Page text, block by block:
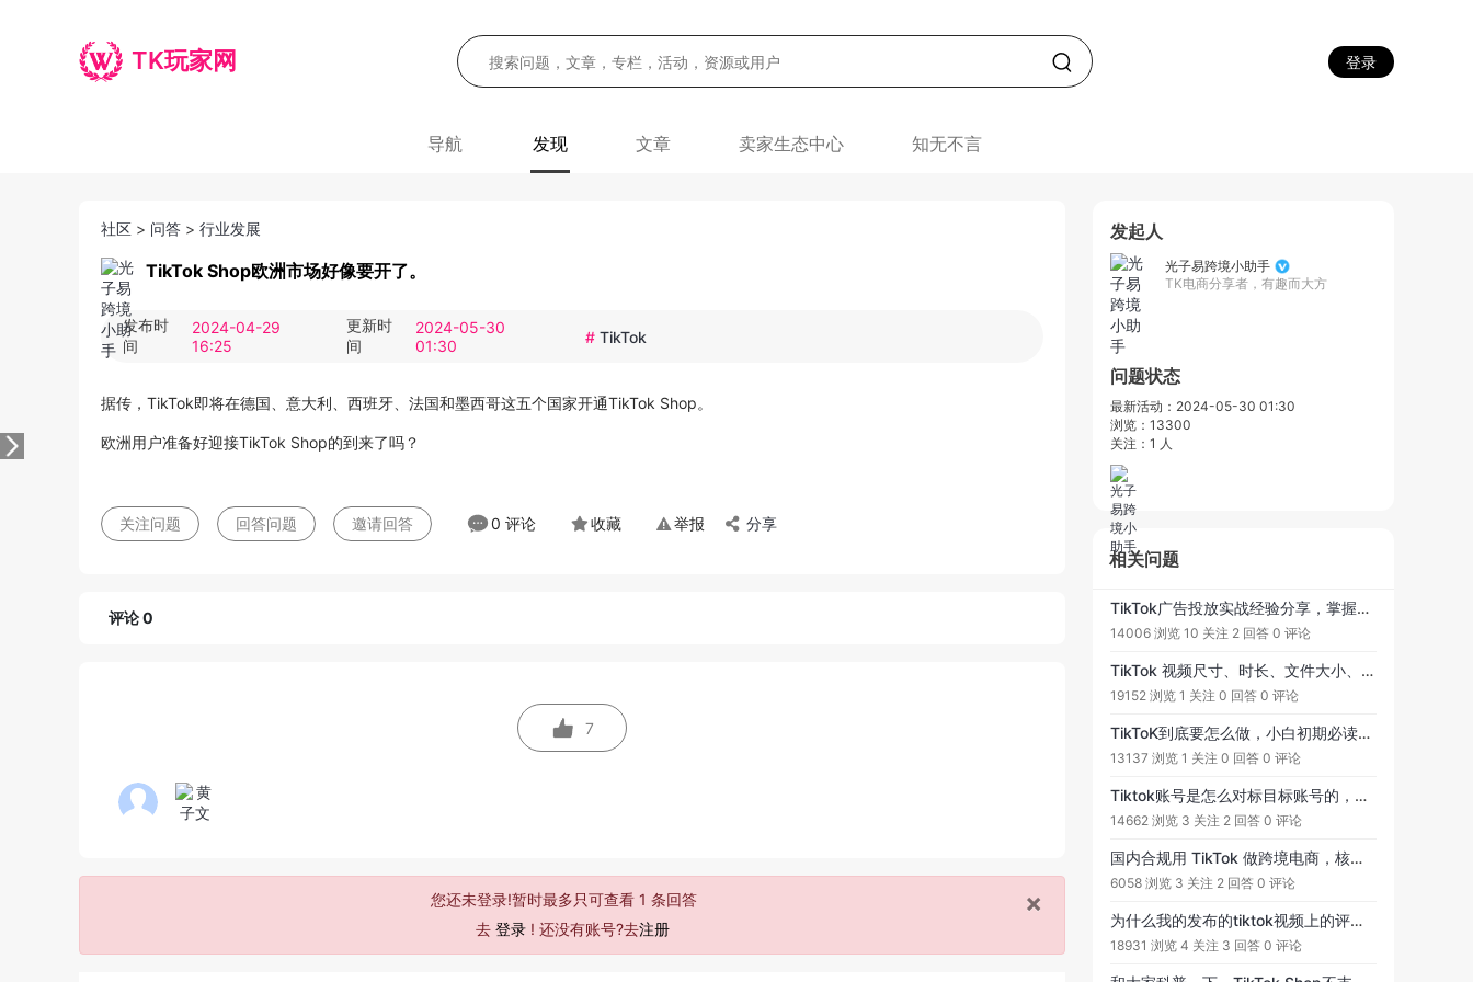
TK玩家网 登录
导航 发现 文章 卖家生态中心 知无不言
社区 > 问答 > 行业发展
TikTok Shop欧洲市场好像要开了。 ​​​
发布时
间
2024-04-29
16:25
更新时
间
2024-05-30
01:30
# TikTok
据传，TikTok即将在德国、意大利、西班牙、法国和墨西哥这五个国家开通TikTok Shop。
欧洲用户准备好迎接TikTok Shop的到来了吗？
关注问题 回答问题 邀请回答 0 评论 收藏 举报 分享
评论 0
7
×
您还未登录!暂时最多只可查看 1 条回答
去 登录 ! 还没有账号?去注册
发起人
光子易跨境小助手
TK电商分享者，有趣而大方
问题状态
最新活动：2024-05-30 01:30
浏览：13300
关注：1 人
相关问题
TikTok广告投放实战经验分享，掌握投流广告渠道至关重要！投流的底层逻辑是优质素材才能放量？
14006 浏览 10 关注 2 回答 0 评论
TikTok 视频尺寸、时长、文件大小、横纵向布局和类型的使用指南！
19152 浏览 1 关注 0 回答 0 评论
TikToK到底要怎么做，小白初期必读操作指南！
13137 浏览 1 关注 0 回答 0 评论
Tiktok账号是怎么对标目标账号的，为什么我模仿了同类型里的视频风格排版，内容差不多一致，视频发布了之后播放量一直没有涨起来呢？
14662 浏览 3 关注 2 回答 0 评论
国内合规用 TikTok 做跨境电商，核心点到底在哪？
6058 浏览 3 关注 2 回答 0 评论
为什么我的发布的tiktok视频上的评论内容经常会被平台删除？
18931 浏览 4 关注 3 回答 0 评论